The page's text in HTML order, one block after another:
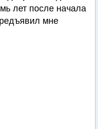
лет после начала
мне